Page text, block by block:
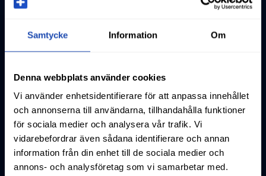
Samtycke Information Om
Denna webbplats använder cookies
Vi använder enhetsidentifierare för att anpassa innehållet
och annonserna till användarna, tillhandahålla funktioner
för sociala medier och analysera vår trafik. Vi
vidarebefordrar även sådana identifierare och annan
information från din enhet till de sociala medier och
annons- och analysföretag som vi samarbetar med.